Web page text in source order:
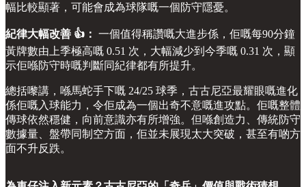
幅比較顯著，可能會成為球隊嘅一個防守隱憂。
紀律大幅改善 👍： 一個值得稱讚嘅大進步係，佢嘅每90分鐘
黃牌數由上季極高嘅 0.51 次，大幅減少到今季嘅 0.31 次，顯
示佢喺防守時嘅判斷同紀律都有所提升。
總括嚟講，喺馬蛇手下嘅 24/25 球季，古古尼亞最耀眼嘅進化
係佢嘅入球能力，令佢成為一個出奇不意嘅進攻點。佢嘅整體
傳球依然穩健，向前意識亦有所增強。但喺創造力、傳統防守
數據量、盤帶同制空方面，佢並未展現太大突破，甚至有啲方
面不升反跌。